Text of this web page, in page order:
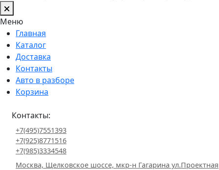
Меню
Главная
Каталог
Доставка
Контакты
Авто в разборе
Корзина
Контакты:
+7(495)7551393
+7(925)8771516
+7(985)3334548
Москва, Щелковское шоссе, мкр-н Гагарина ул.Проектная